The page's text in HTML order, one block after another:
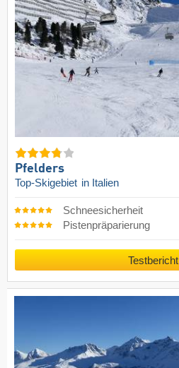
Pfelders
Top-Skigebiet in Italien
Schneesicherheit
Pistenpräparierung
Testbericht